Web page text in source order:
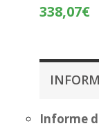
338,07€
Informe